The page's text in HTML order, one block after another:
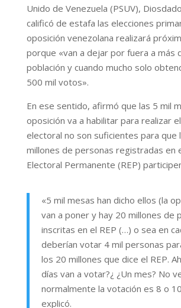
Unido de Venezuela (PSUV),
calificó de estafa las elecciones
oposición venezolana realizará
porque «van a dejar por fuera a más
población y cuando mucho solo
500 mil votos».
En ese sentido, afirmó que las 5 mil
oposición va a habilitar para realizar
electoral no son suficientes para que
millones de personas registradas en
Electoral Permanente (REP)
«5 mil mesas han dicho ellos (la
van a poner y hay 20 millones de
inscritas en el REP (…) o sea en
deberían votar 4 mil personas
los 20 millones que dice el REP.
días van a votar?¿ ¿Un mes? No
normalmente la votación es 8 o
explicó.